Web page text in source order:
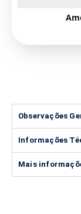
Observações
Informações
Mais